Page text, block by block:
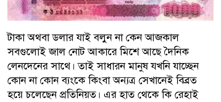
টাকা অথবা ডলার যাই বলুন না কেন আজকাল
সবগুলোই জাল নোট আকারে মিশে আছে দৈনিক
লেনদেনের সাথে। তাই সাধারন মানুষ যখনি যাচ্ছেন
কোন না কোন ব্যংকে কিংবা অন্যত্র সেখানেই বিব্রত
হয়ে চলেছেন প্রতিনিয়ত। এর হাত থেকে কি রেহাই